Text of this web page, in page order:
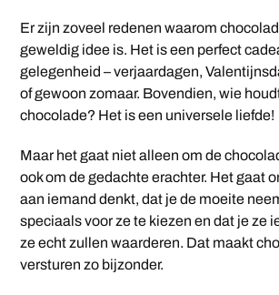
Er zijn zoveel redenen waarom
geweldig idee is. Het is een perfect
gelegenheid – verjaardagen,
of gewoon zomaar. Bovendien, wie
chocolade? Het is een universele liefde!
Maar het gaat niet alleen om de
ook om de gedachte erachter. Het gaat
aan iemand denkt, dat je de moeite
speciaals voor ze te kiezen en dat je ze
ze echt zullen waarderen. Dat maakt
versturen zo bijzonder.